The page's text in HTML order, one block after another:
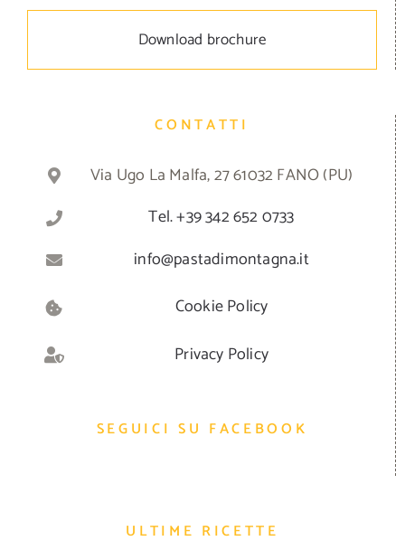
Download brochure
CONTATTI
Via Ugo La Malfa, 27 61032 FANO (PU)
Tel. +39 342 652 0733
info@pastadimontagna.it
Cookie Policy
Privacy Policy
SEGUICI SU FACEBOOK
ULTIME RICETTE